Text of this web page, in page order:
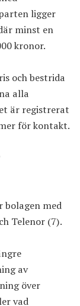
ligger
minst en
kronor.
och bestrida
alla
är registrerat
för kontakt.
bolagen med
Telenor (7).
av
över
vad